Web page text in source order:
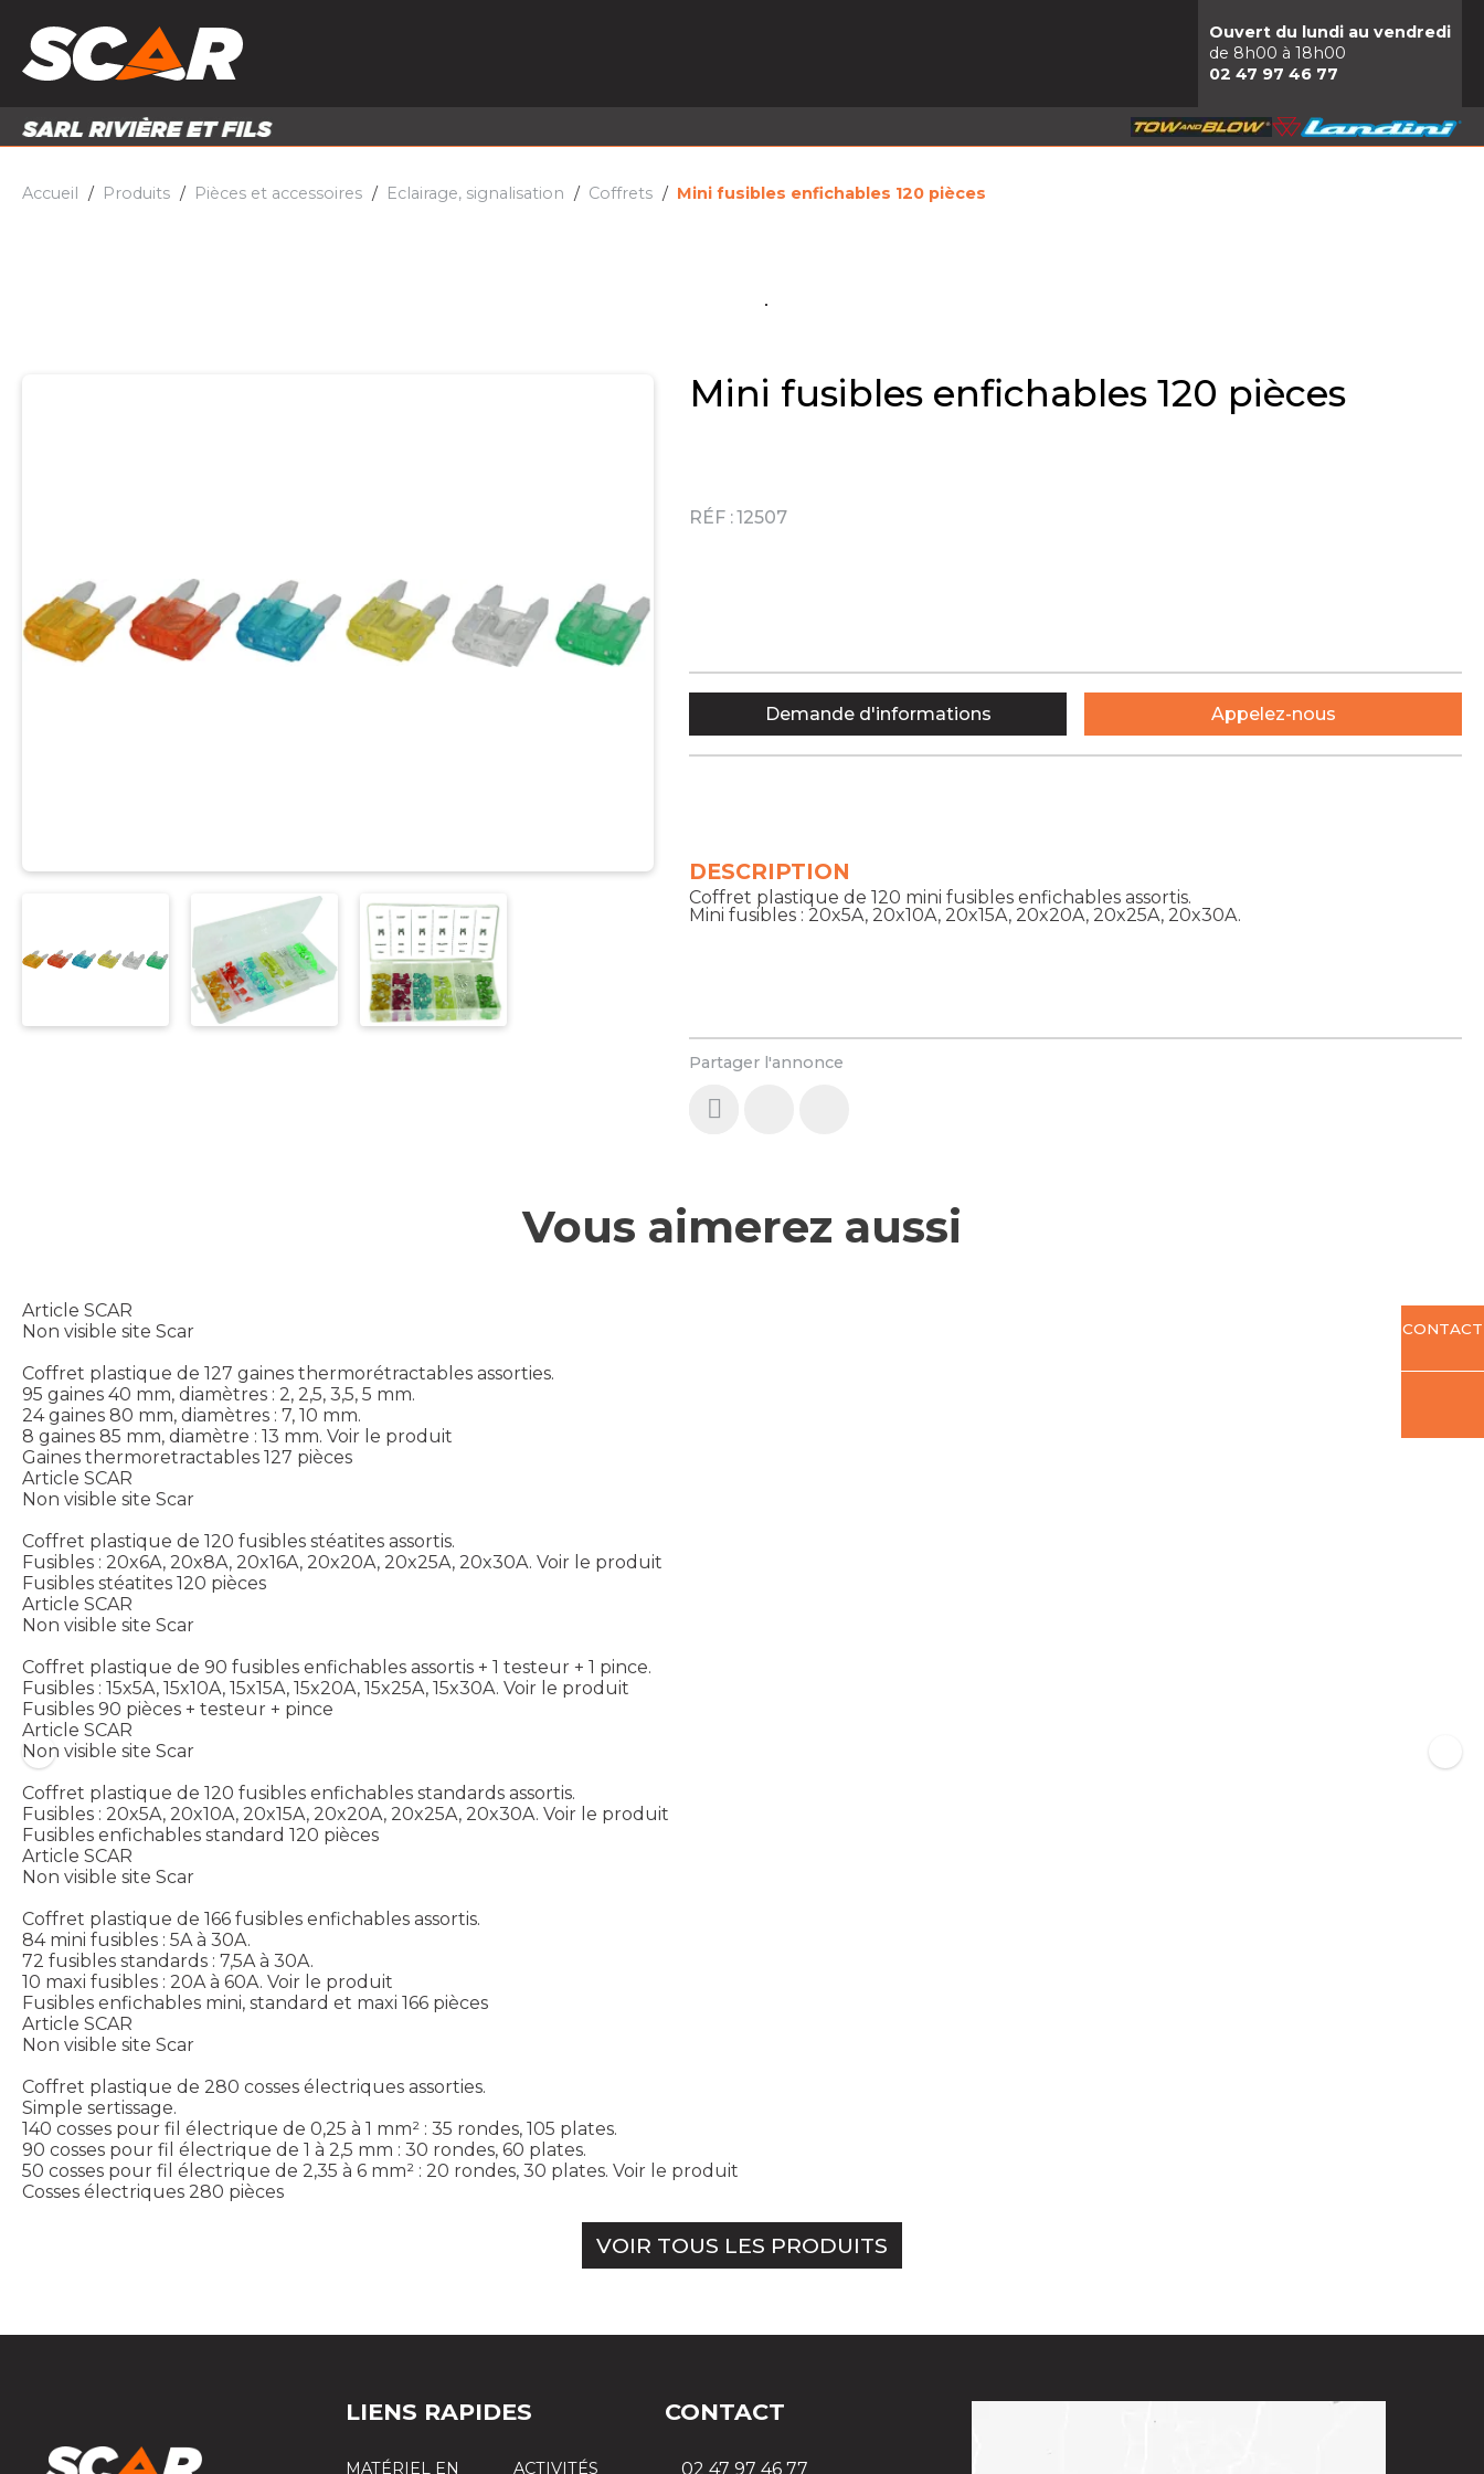
PIÈCES ET ACCESSOIRES
Ouvert du lundi au vendredi
de 8h00 à 18h00
02 47 97 46 77
Accueil Produits Pièces et accessoires Eclairage, signalisation Coffrets Mini fusibles enfichables 120 pièces
Mini fusibles enfichables 120 pièces
RÉF :12507
Partager l'annonce
DESCRIPTION
Coffret plastique de 120 mini fusibles enfichables assortis.
Mini fusibles : 20x5A, 20x10A, 20x15A, 20x20A, 20x25A, 20x30A.
Demande d'informations Appelez-nous
Vous aimerez aussi
Article SCAR
Non visible site Scar
Coffret plastique de 127 gaines thermorétractables assorties.
95 gaines 40 mm, diamètres : 2, 2,5, 3,5, 5 mm.
24 gaines 80 mm, diamètres : 7, 10 mm.
8 gaines 85 mm, diamètre : 13 mm. Voir le produit
Gaines thermoretractables 127 pièces
Article SCAR
Non visible site Scar
Coffret plastique de 120 fusibles stéatites assortis.
Fusibles : 20x6A, 20x8A, 20x16A, 20x20A, 20x25A, 20x30A. Voir le produit
Fusibles stéatites 120 pièces
Article SCAR
Non visible site Scar
Coffret plastique de 90 fusibles enfichables assortis + 1 testeur + 1 pince.
Fusibles : 15x5A, 15x10A, 15x15A, 15x20A, 15x25A, 15x30A. Voir le produit
Fusibles 90 pièces + testeur + pince
Article SCAR
Non visible site Scar
Coffret plastique de 120 fusibles enfichables standards assortis.
Fusibles : 20x5A, 20x10A, 20x15A, 20x20A, 20x25A, 20x30A. Voir le produit
Fusibles enfichables standard 120 pièces
Article SCAR
Non visible site Scar
Coffret plastique de 166 fusibles enfichables assortis.
84 mini fusibles : 5A à 30A.
72 fusibles standards : 7,5A à 30A.
10 maxi fusibles : 20A à 60A. Voir le produit
Fusibles enfichables mini, standard et maxi 166 pièces
Article SCAR
Non visible site Scar
Coffret plastique de 280 cosses électriques assorties.
Simple sertissage.
140 cosses pour fil électrique de 0,25 à 1 mm² : 35 rondes, 105 plates.
90 cosses pour fil électrique de 1 à 2,5 mm : 30 rondes, 60 plates.
50 cosses pour fil électrique de 2,35 à 6 mm² : 20 rondes, 30 plates. Voir le produit
Cosses électriques 280 pièces
VOIR TOUS LES PRODUITS
CONTACT
LIENS RAPIDES
MATÉRIEL EN ACTIVITÉS
CONTACT
02 47 97 46 77